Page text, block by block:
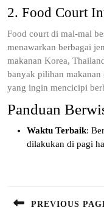
2. Food Court
Food court di mal-mal
menawarkan berbagai
makanan Korea,
banyak pilihan makanan
yang ingin mencicipi
Panduan
Waktu Terbaik:
dilakukan di pagi
PREVIOUS